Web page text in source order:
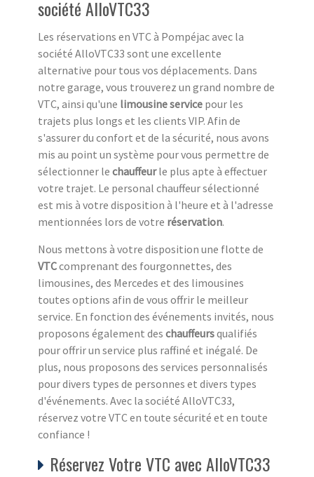
société AlloVTC33
Les réservations en VTC à Pompéjac avec la
société AlloVTC33 sont une excellente
alternative pour tous vos déplacements. Dans
notre garage, vous trouverez un grand nombre de
VTC, ainsi qu'une limousine service pour les
trajets plus longs et les clients VIP. Afin de
s'assurer du confort et de la sécurité, nous avons
mis au point un système pour vous permettre de
sélectionner le chauffeurle plus apte à effectuer
votre trajet. Le personal chauffeur sélectionné
est mis à votre disposition à l'heure et à l'adresse
mentionnées lors de votre réservation.
Nous mettons à votre disposition une flotte de
VTCcomprenant des fourgonnettes, des
limousines, des Mercedes et des limousines
toutes options afin de vous offrir le meilleur
service. En fonction des événements invités, nous
proposons également des chauffeursqualifiés
pour offrir un service plus raffiné et inégalé. De
plus, nous proposons des services personnalisés
pour divers types de personnes et divers types
d'événements. Avec la société AlloVTC33,
réservez votre VTC en toute sécurité et en toute
confiance !
Réservez Votre VTC avec AlloVTC33